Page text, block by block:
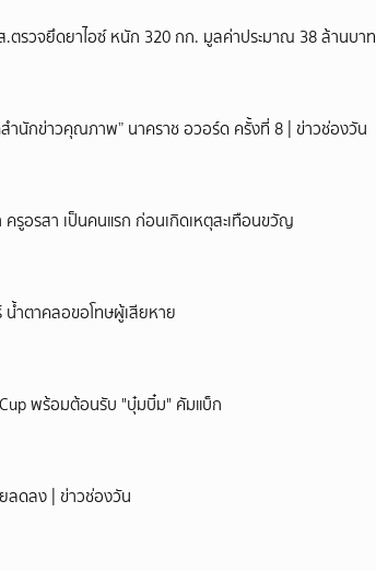
ตรวจยึดยาไอซ์ หนัก 320 กก. มูลค่าประมาณ 38 ล้านบาท
ำนักข่าวคุณภาพ” นาคราช อวอร์ด ครั้งที่ 8 | ข่าวช่องวัน
รูอรสา เป็นคนแรก ก่อนเกิดเหตุสะเทือนขวัญ
ำตาคลอขอโทษผู้เสียหาย
พร้อมต้อนรับ "บุ๋มบิ๋ม" คัมแบ็ก
ลดลง | ข่าวช่องวัน